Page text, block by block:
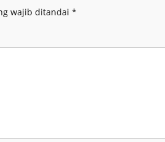
wajib ditandai *